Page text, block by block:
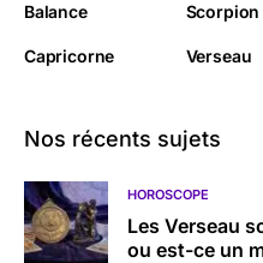
Balance Scorpion
Capricorne Verseau
Nos récents sujets
HOROSCOPE
Les Verseau
ou est-ce un